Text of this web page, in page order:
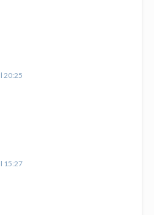
20:25
15:27